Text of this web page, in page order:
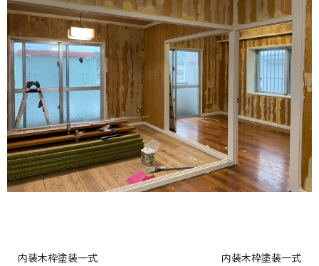
内装木枠塗装一式 内装木枠塗装一式